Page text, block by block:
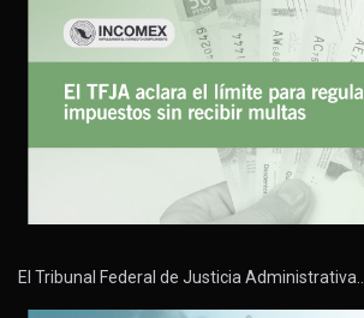
El Tribunal Federal de Justicia Administrativa…